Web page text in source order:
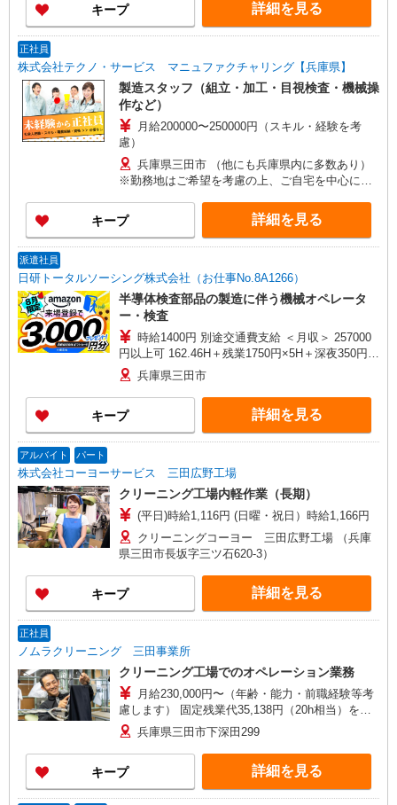
キープ 詳細を見る
正社員
株式会社テクノ・サービス マニュファクチャリング【兵庫県】
製造スタッフ（組立・加工・目視検査・機械操
作など）
月給200000〜250000円（スキル・経験を考
慮）
兵庫県三田市 （他にも兵庫県内に多数あり）
※勤務地はご希望を考慮の上、ご自宅を中心に通
し）
キープ 詳細を見る
派遣社員
日研トータルソーシング株式会社（お仕事No.8A1266）
半導体検査部品の製造に伴う機械オペレータ
ー・検査
時給1400円 別途交通費支給 ＜月収＞ 257000
円以上可 162.46H＋残業1750円×5H＋深夜350円
×60H兵庫県三田市
キープ 詳細を見る
アルバイト パート
株式会社コーヨーサービス 三田広野工場
クリーニング工場内軽作業（長期）
(平日)時給1,116円 (日曜・祝日）時給1,166円
クリーニングコーヨー 三田広野工場 （兵庫
県三田市長坂字三ツ石620-3）
キープ 詳細を見る
正社員
ノムラクリーニング 三田事業所
クリーニング工場でのオペレーション業務
月給230,000円〜（年齢・能力・前職経験等考
慮します） 固定残業代35,138円（20h相当）を含
む ※25h超過分は別途支給 試用期間3ヵ月あり
（同条件） ★試用期間終了後より昇給のチャンス
があります！（随時査定）
兵庫県三田市下深田299
キープ 詳細を見る